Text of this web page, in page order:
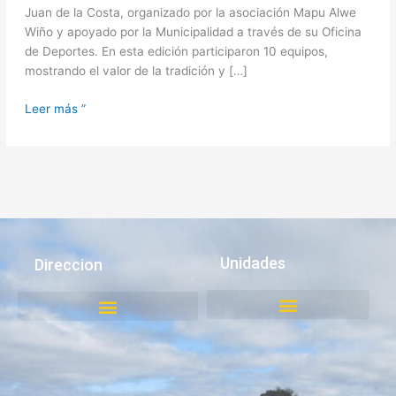
Juan de la Costa, organizado por la asociación Mapu Alwe
Wiño y apoyado por la Municipalidad a través de su Oficina
de Deportes. En esta edición participaron 10 equipos,
mostrando el valor de la tradición y […]
Leer más ”
Direccion Unidades